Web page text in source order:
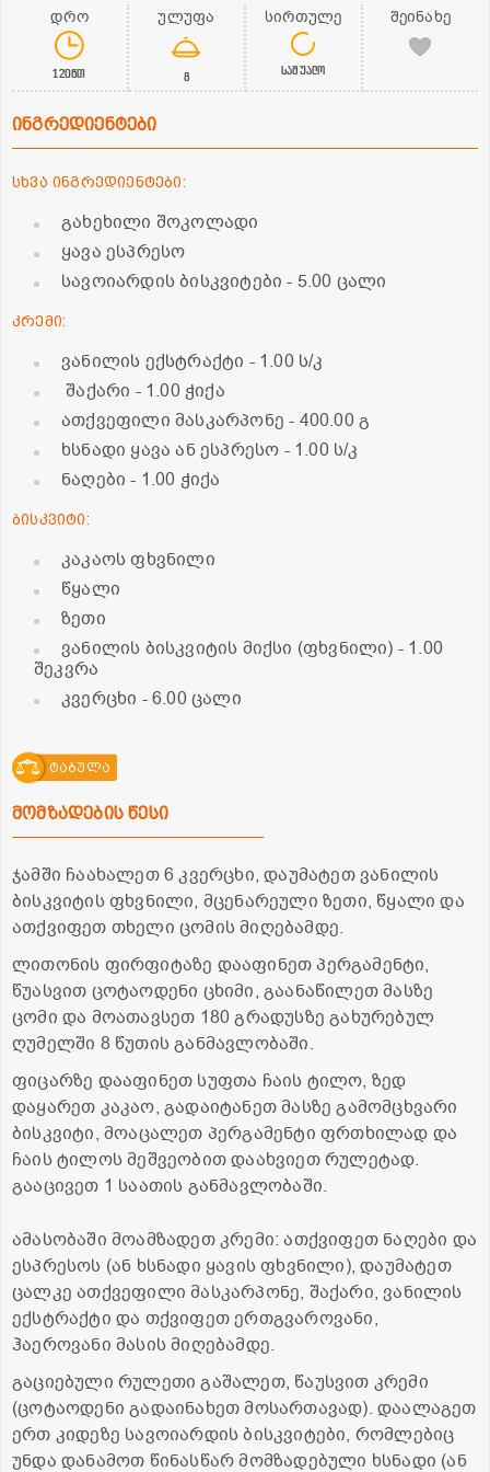
დრო
120წთ
ულუფა
8
სირთულე
საშუალო
შეინახე
ინგრედიენტები
სხვა ინგრედიენტები:
გახეხილი შოკოლადი
ყავა ესპრესო
სავოიარდის ბისკვიტები- 5.00 ცალი
კრემი:
ვანილის ექსტრაქტი - 1.00 ს/კ
შაქარი - 1.00 ჭიქა
ათქვეფილი მასკარპონე- 400.00 გ
ხსნადი ყავა ან ესპრესო - 1.00 ს/კ
ნაღები- 1.00 ჭიქა
ბისკვიტი:
კაკაოს ფხვნილი
წყალი
ზეთი
ვანილის ბისკვიტის მიქსი (ფხვნილი) - 1.00
შეკვრა
კვერცხი - 6.00 ცალი
ტაბულა
მომზადების წესი
ჯამში ჩაახალეთ 6 კვერცხი, დაუმატეთ ვანილის
ბისკვიტის ფხვნილი, მცენარეული ზეთი, წყალი და
ათქვიფეთ თხელი ცომის მიღებამდე.
ლითონის ფირფიტაზე დააფინეთ პერგამენტი,
წუასვით ცოტაოდენი ცხიმი, გაანაწილეთ მასზე
ცომი და მოათავსეთ 180 გრადუსზე გახურებულ
ღუმელში 8 წუთის განმავლობაში.
ფიცარზე დააფინეთ სუფთა ჩაის ტილო, ზედ
დაყარეთ კაკაო, გადაიტანეთ მასზე გამომცხვარი
ბისკვიტი, მოაცალეთ პერგამენტი ფრთხილად და
ჩაის ტილოს მეშვეობით დაახვიეთ რულეტად.
გააცივეთ 1 საათის განმავლობაში.
ამასობაში მოამზადეთ კრემი: ათქვიფეთ ნაღები და
ესპრესოს (ან ხსნადი ყავის ფხვნილი), დაუმატეთ
ცალკე ათქვეფილი მასკარპონე, შაქარი, ვანილის
ექსტრაქტი და თქვიფეთ ერთგვაროვანი,
ჰაეროვანი მასის მიღებამდე.
გაციებული რულეთი გაშალეთ, წაუსვით კრემი
(ცოტაოდენი გადაინახეთ მოსართავად). დაალაგეთ
ერთ კიდეზე სავოიარდის ბისკვიტები, რომლებიც
უნდა დანამოთ წინასწარ მომზადებული ხსნადი (ან